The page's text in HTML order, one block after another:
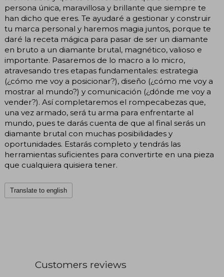
persona única, maravillosa y brillante que siempre te
han dicho que eres. Te ayudaré a gestionar y construir
tu marca personal y haremos magia juntos, porque te
daré la receta mágica para pasar de ser un diamante
en bruto a un diamante brutal, magnético, valioso e
importante. Pasaremos de lo macro a lo micro,
atravesando tres etapas fundamentales: estrategia
(¿cómo me voy a posicionar?), diseño (¿cómo me voy a
mostrar al mundo?) y comunicación (¿dónde me voy a
vender?). Así completaremos el rompecabezas que,
una vez armado, será tu arma para enfrentarte al
mundo, pues te darás cuenta de que al final serás un
diamante brutal con muchas posibilidades y
oportunidades. Estarás completo y tendrás las
herramientas suficientes para convertirte en una pieza
que cualquiera quisiera tener.
Translate to english
Customers reviews